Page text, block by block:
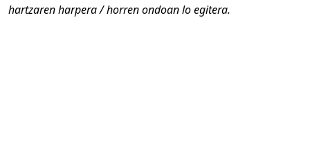
hartzaren harpera / horren ondoan lo egitera.